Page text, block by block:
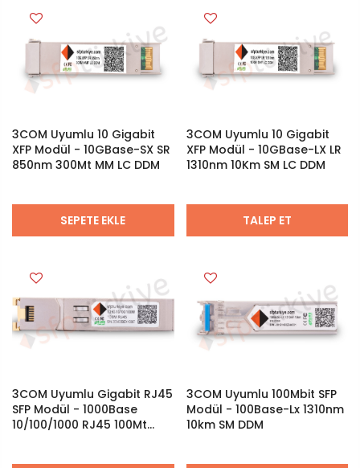
3COM Uyumlu 10 Gigabit
XFP Modül - 10GBase-SX SR
850nm 300Mt MM LC DDM
SEPETE EKLE
3COM Uyumlu 10 Gigabit
XFP Modül - 10GBase-LX LR
1310nm 10Km SM LC DDM
TALEP ET
3COM Uyumlu Gigabit RJ45
SFP Modül - 1000Base
10/100/1000 RJ45 100Mt
3COM Uyumlu 100Mbit SFP
Modül - 100Base-Lx 1310nm
10km SM DDM